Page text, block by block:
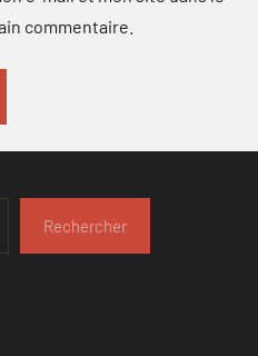
commentaire.
Rechercher